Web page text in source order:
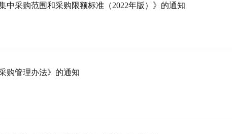
中采购范围和采购限额标准（2022年版）》的通知
购管理办法》的通知